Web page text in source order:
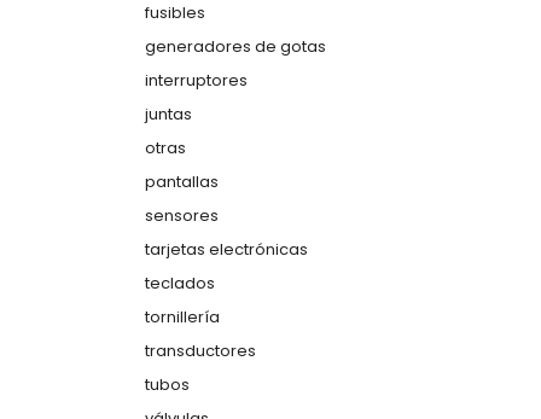
fusibles
generadores de gotas
interruptores
juntas
otras
pantallas
sensores
tarjetas electrónicas
teclados
tornillería
transductores
tubos